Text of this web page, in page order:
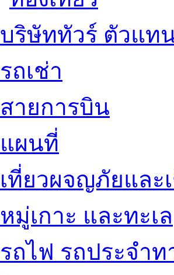
บริษัททัวร์ ตัวแท
รถเช่า
สายการบิน
แผนที่
เที่ยวผจญภัยและ
หมู่เกาะ และทะเล
รถไฟ รถประจำท